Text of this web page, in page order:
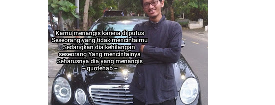
Pesan Untuk Ramadhan 2018
Bersama sang kekasih
Selamat Ulang Tahun ke 23 Untuk Diriku
Kenapa Harus Pacaran Jika Berteman Lebih Nyaman
Akan Kemanakah Aku Ini | Catatan Akhir Tahun 2017